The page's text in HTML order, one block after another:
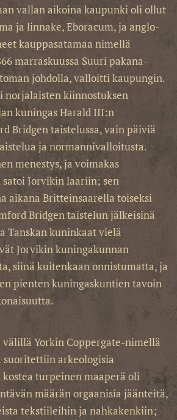
vallan aikoina kaupunki oli ollut
ja linnake, Eboracum, ja anglo-
kauppasatamaa nimellä
marraskuussa Suuri pakana-
johdolla, valloitti kaupungin.
norjalaisten kiinnostuksen
kuningas Harald III:n
Bridgen taistelussa, vain päiviä
ja normannivalloitusta.
menestys, ja voimakas
Jorvikin laariin; sen
aikana Britteinsaarella toiseksi
Bridgen taistelun jälkeisinä
Tanskan kuninkaat vielä
Jorvikin kuningakunnan
siinä kuitenkaan onnistumatta, ja
pienten kuningaskuntien tavoin
välillä Yorkin Coppergate-nimellä
arkeologisia
turpeinen maaperä oli
määrän orgaanisia jäänteitä,
tekstiileihin ja nahkakenkiin;